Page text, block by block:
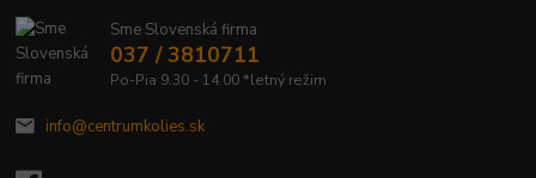
Sme Slovenská firma
037 / 3810711
Po-Pia 9.30 - 14.00 *letný režim
info@centrumkolies.sk